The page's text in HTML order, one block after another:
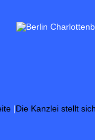
|Die Kanzlei stellt